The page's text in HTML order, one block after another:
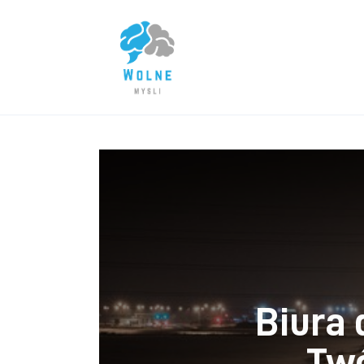
Biura